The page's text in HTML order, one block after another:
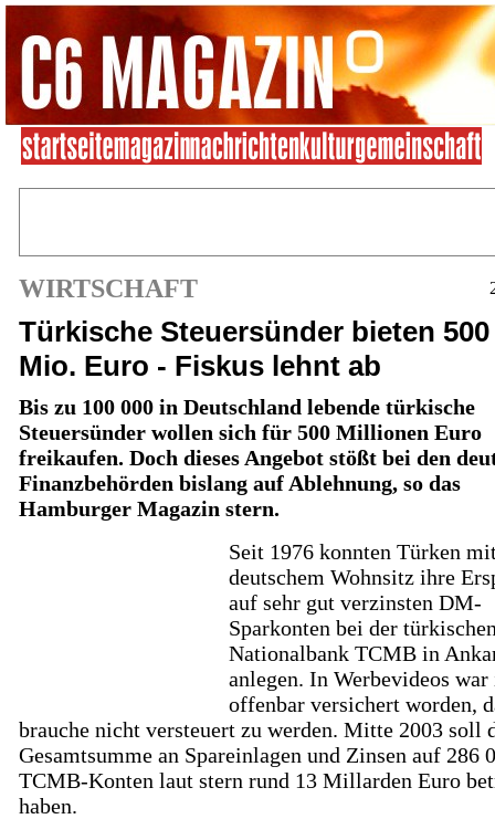
WIRTSCHAFT
Türkische Steuersünder bieten 500
Mio. Euro - Fiskus lehnt ab
Bis zu 100 000 in Deutschland lebende türkische
Steuersünder wollen sich für 500 Millionen Euro
freikaufen. Doch dieses Angebot stößt bei den
Finanzbehörden bislang auf Ablehnung, so das
Hamburger Magazin stern.
Seit 1976 konnten Türken
deutschem Wohnsitz ihre
auf sehr gut verzinsten DM-
Sparkonten bei der
Nationalbank TCMB in
anlegen. In Werbevideos war
offenbar versichert worden,
brauche nicht versteuert zu werden. Mitte 2003 soll
Gesamtsumme an Spareinlagen und Zinsen auf 286
TCMB-Konten laut stern rund 13 Millarden Euro
haben.